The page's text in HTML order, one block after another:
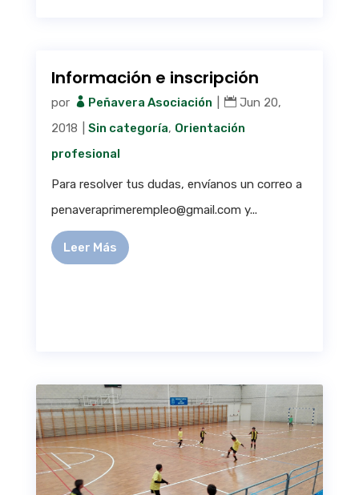
Información e inscripción
por Peñavera Asociación
Jun 20,
2018
Sin categoría, Orientación
profesional
Para resolver tus dudas, envíanos un correo a
penaveraprimerempleo@gmail.com y...
Leer Más